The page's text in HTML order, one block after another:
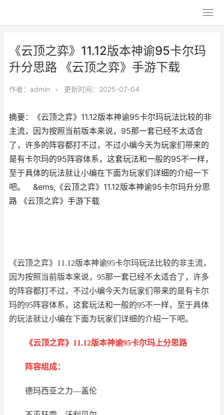
《云顶之弈》11.12版本神谕95卡尔玛
升分思路 《云顶之弈》手游下载
作者： admin • 更新时间：2025-07-04
摘要：《云顶之弈》11.12版本神谕95卡尔玛玩法比较的非
主流，因为按照当前版本来说，95那一套已经不太适合
了，许多的阵容都打不过，不过小编今天为玩家们带来的
是有卡尔玛的95阵容体系，这套玩法和一般的95不一样，
至于具体的玩法就让小编在下面为玩家们详细的介绍一下
吧。 &ems,《云顶之弈》11.12版本神谕95卡尔玛升分思
路 《云顶之弈》手游下载
《云顶之弈》11.12版本神谕95卡尔玛玩法比较的非主流，
因为按照当前版本来说，95那一套已经不太适合了，许多
的阵容都打不过，不过小编今天为玩家们带来的是有卡尔
玛的95阵容体系，这套玩法和一般的95不一样，至于具体
的玩法就让小编在下面为玩家们详细的介绍一下吧。
《云顶之弈》11.12版本神谕95卡尔玛上分思路
阵容组成：
德玛西亚之力—盖伦